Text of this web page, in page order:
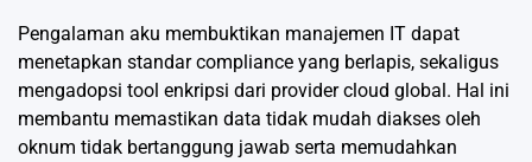
Pengalaman aku membuktikan manajemen IT dapat
menetapkan standar compliance yang berlapis, sekaligus
mengadopsi tool enkripsi dari provider cloud global. Hal ini
membantu memastikan data tidak mudah diakses oleh
oknum tidak bertanggung jawab serta memudahkan